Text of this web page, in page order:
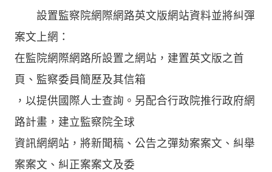
設置監察院網際網路英文版網站資料並將糾彈
案文上網：
在監院網際網路所設置之網站，建置英文版之首
頁、監察委員簡歷及其信箱
，以提供國際人士查詢。另配合行政院推行政府網
路計畫，建立監察院全球
資訊網網站，將新聞稿、公告之彈劾案案文、糾舉
案案文、糾正案案文及委